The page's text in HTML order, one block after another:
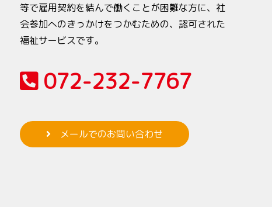
等で雇用契約を結んで働くことが困難な方に、社
会参加へのきっかけをつかむための、認可された
福祉サービスです。
072-232-7767
メールでのお問い合わせ